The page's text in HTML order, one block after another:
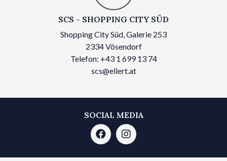
SCS - SHOPPING CITY SÜD
Shopping City Süd, Galerie 253
2334 Vösendorf
Telefon: +43 1 699 13 74
scs@ellert.at
SOCIAL MEDIA